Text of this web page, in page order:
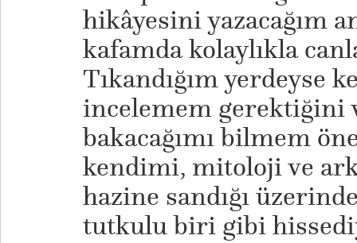
hikâyesini yazacağım
kafamda kolaylıkla
Tıkandığım yerdeyse
incelemem gerektiğini
bakacağımı bilmem
kendimi, mitoloji ve
hazine sandığı
tutkulu biri gibi